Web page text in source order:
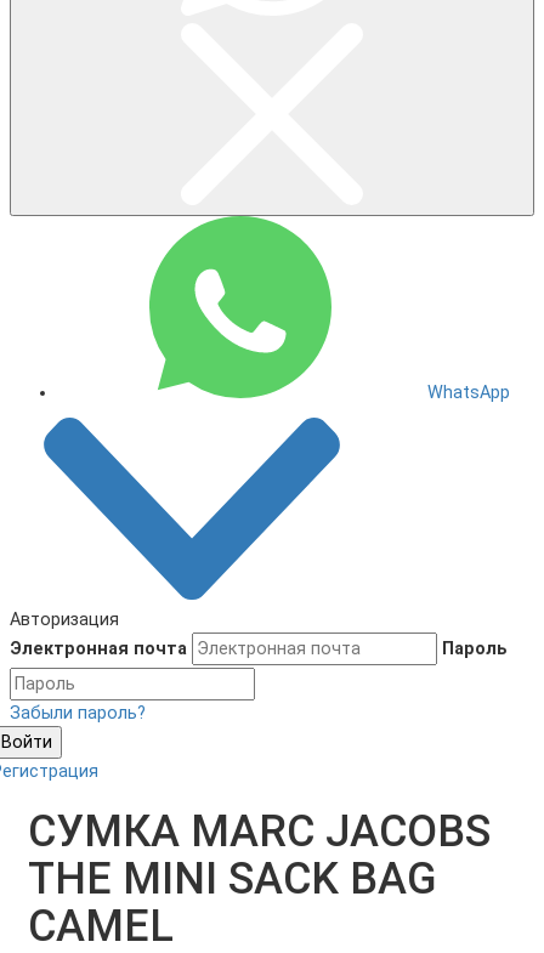
WhatsApp
Авторизация
Электронная почта
Пароль
Забыли пароль?
Войти
СУМКА MARC JACOBS
THE MINI SACK BAG
CAMEL